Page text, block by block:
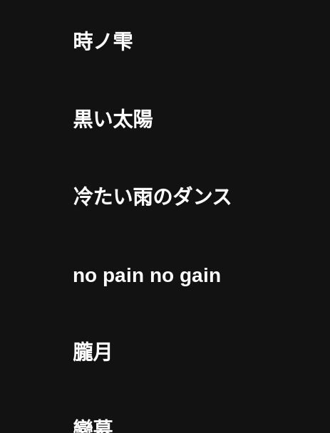
時ノ雫
黒い太陽
冷たい雨のダンス
no pain no gain
朧月